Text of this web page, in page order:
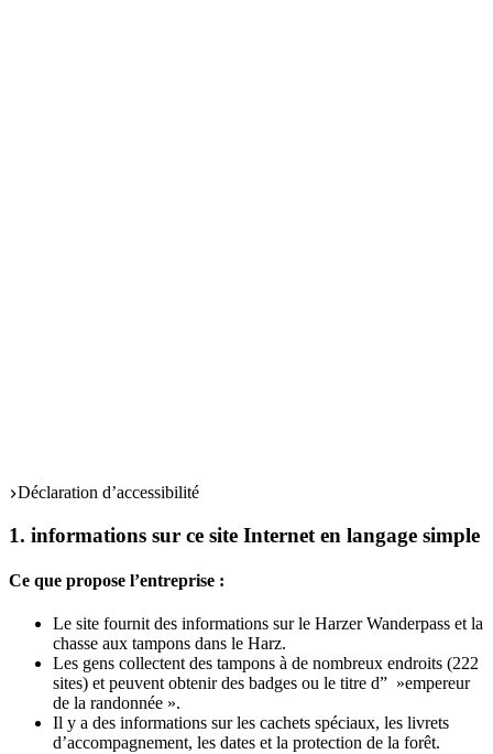
Start
Déclaration d’accessibilité
1. informations sur ce site Internet en langage simple
Ce que propose l’entreprise :
Le site four­nit des infor­ma­tions sur le Har­zer Wan­der­pass et la
chasse aux tam­pons dans le Harz.
Les gens col­lectent des tam­pons à de nom­breux endroits (222
sites) et peuvent obte­nir des badges ou le titre d” »empe­reur
de la randonnée ».
Il y a des infor­ma­tions sur les cachets spé­ciaux, les livrets
d’ac­com­pa­gne­ment, les dates et la pro­tec­tion de la forêt.